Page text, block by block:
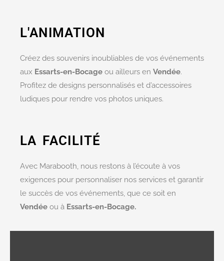
L'ANIMATION
Créez des souvenirs inoubliables de vos événements
aux Essarts-en-Bocage ou ailleurs en Vendée.
Profitez de designs personnalisés et d’accessoires
ludiques pour rendre vos photos uniques.
LA FACILITÉ
Avec Marabooth, nous restons à l’écoute à vos
exigences pour personnaliser nos services et garantir
le succès de vos événements, que ce soit en
Vendée ou à Essarts-en-Bocage.